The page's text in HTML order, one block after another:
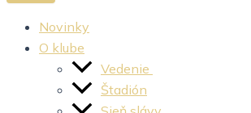
Novinky
O klube
Vedenie
Štadión